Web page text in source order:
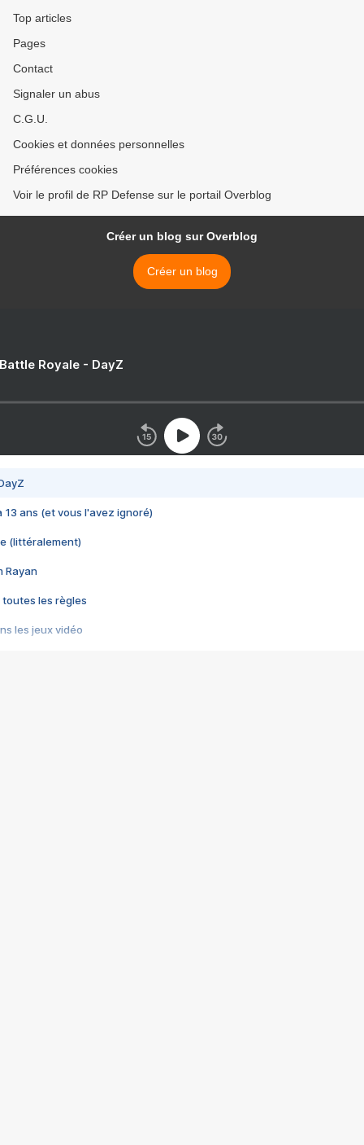
Top articles
Pages
Contact
Signaler un abus
C.G.U.
Cookies et données personnelles
Préférences cookies
Voir le profil de RP Defense sur le portail Overblog
Créer un blog sur Overblog
Créer un blog
Royale - DayZ
13 ans (et vous l'avez ignoré)
(littéralement)
Rayan
toutes les règles
les jeux vidéo